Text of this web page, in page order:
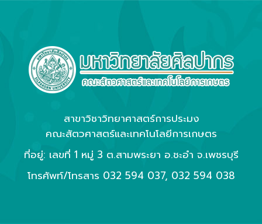
สาขาวิชาวิทยาศาสตร์การประมง
คณะสัตวศาสตร์และเทคโนโลยีการเกษตร
ที่อยู่: เลขที่ 1 หมู่ 3 ต.สามพระยา อ.ชะอำ จ.เพชรบุรี
โทรศัพท์/โทรสาร 032 594 037, 032 594 038